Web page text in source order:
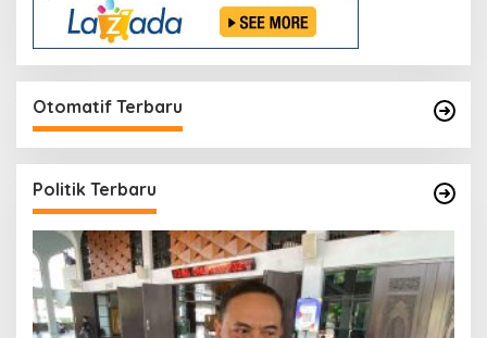
Otomatif Terbaru
Politik Terbaru